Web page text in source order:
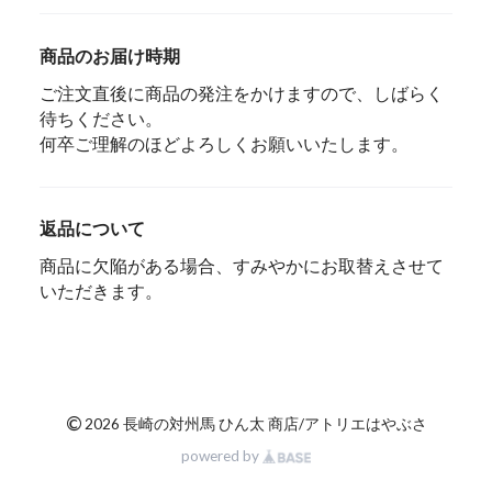
商品のお届け時期
ご注文直後に商品の発注をかけますので、しばらく
待ちください。
何卒ご理解のほどよろしくお願いいたします。
返品について
商品に欠陥がある場合、すみやかにお取替えさせて
いただきます。
©2026 長崎の対州馬 ひん太 商店/アトリエはやぶさ
powered by